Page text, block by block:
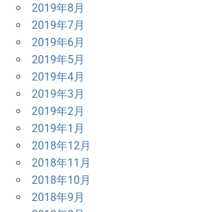
2019年8月
2019年7月
2019年6月
2019年5月
2019年4月
2019年3月
2019年2月
2019年1月
2018年12月
2018年11月
2018年10月
2018年9月